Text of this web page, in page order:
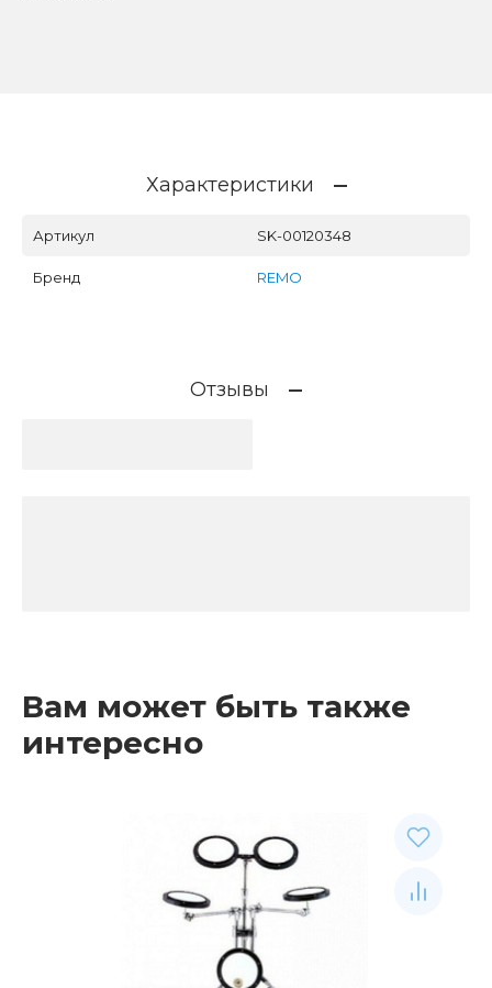
Характеристики
Артикул SK-00120348
Бренд REMO
Отзывы
Вам может быть также
интересно